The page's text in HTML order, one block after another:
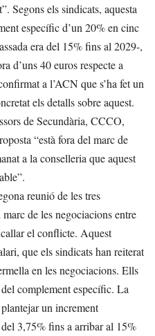
Segons els sindicats, aquesta
específic d’un 20% en cinc
era del 15% fins al 2029-,
d’uns 40 euros respecte a
a l’ACN que s’ha fet un
els detalls sobre aquest.
de Secundària, CCCO,
“està fora del marc de
a la conselleria que aquest
reunió de les tres
de les negociacions entre
el conflicte. Aquest
que els sindicats han reiterat
en les negociacions. Ells
complement específic. La
un increment
3,75% fins a arribar al 15%